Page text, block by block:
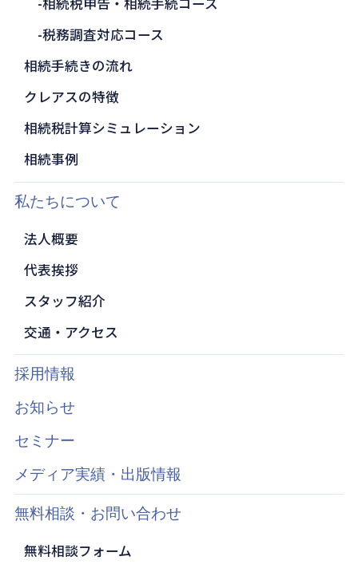
税務調査対応コース
相続手続きの流れ
クレアスの特徴
相続税計算シミュレーション
相続事例
私たちについて
法人概要
代表挨拶
スタッフ紹介
交通・アクセス
採用情報
お知らせ
セミナー
メディア実績・出版情報
無料相談・お問い合わせ
無料相談フォーム